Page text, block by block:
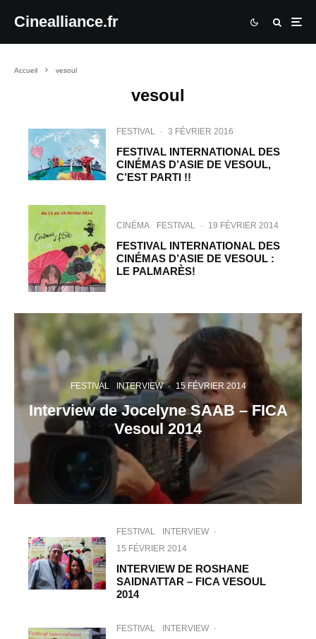
Cinealliance.fr
Accueil vesoul
vesoul
FESTIVAL · 3 FÉVRIER 2016
FESTIVAL INTERNATIONAL DES
CINÉMAS D’ASIE DE VESOUL,
C’EST PARTI !!
CINÉMA FESTIVAL · 19 FÉVRIER 2014
FESTIVAL INTERNATIONAL DES
CINÉMAS D’ASIE DE VESOUL :
LE PALMARÈS!
FESTIVAL INTERVIEW · 15 FÉVRIER 2014
Interview de Jocelyne SAAB – FICA
Vesoul 2014
FESTIVAL INTERVIEW ·
15 FÉVRIER 2014
INTERVIEW DE ROSHANE
SAIDNATTAR – FICA VESOUL
2014
FESTIVAL INTERVIEW ·